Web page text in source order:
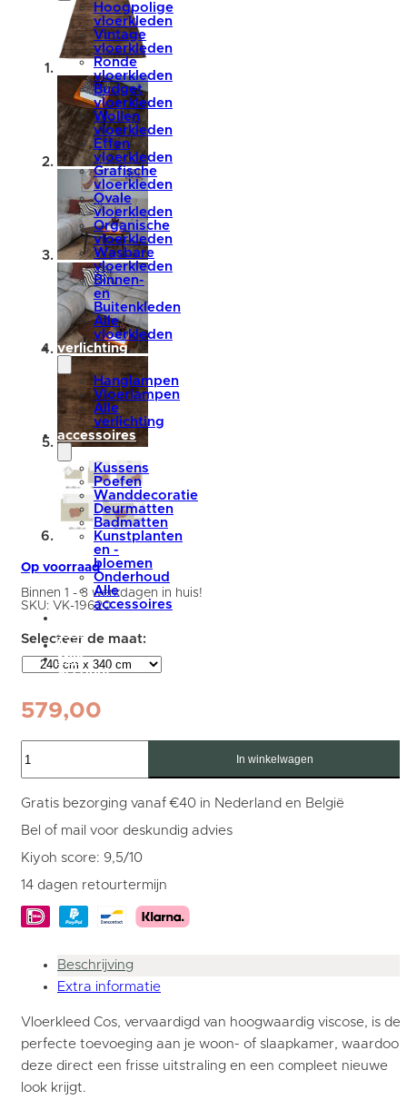
Hoogpolige
vloerkleden
Vintage
vloerkleden
Ronde
vloerkleden
Budget
vloerkleden
Wollen
vloerkleden
Effen
vloerkleden
Grafische
vloerkleden
Ovale
vloerkleden
Organische
vloerkleden
Wasbare
vloerkleden
Binnen-
en
Buitenkleden
Alle
vloerkleden
verlichting
Hanglampen
Vloerlampen
Alle
verlichting
accessoires
Kussens
Poefen
Wanddecoratie
Deurmatten
Badmatten
Kunstplanten
en -
bloemen
Onderhoud
Alle
accessoires
sale
blog
Mijn
account
Op voorraad
Binnen 1 - 3 werkdagen in huis!
SKU: VK-19620
579,00
Cos
240
340
aantal
In winkelwagen
Gratis bezorging vanaf €40 in Nederland en België
Bel of mail voor deskundig advies
Kiyoh score: 9,5/10
14 dagen retourtermijn
Beschrijving
Extra informatie
Vloerkleed Cos, vervaardigd van hoogwaardig viscose, is de
perfecte toevoeging aan je woon- of slaapkamer, waardoor
deze direct een frisse uitstraling en een compleet nieuwe
look krijgt.